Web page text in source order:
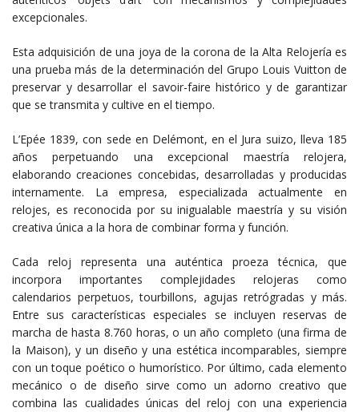
excepcionales.
Esta adquisición de una joya de la corona de la Alta Relojería es
una prueba más de la determinación del Grupo Louis Vuitton de
preservar y desarrollar el savoir-faire histórico y de garantizar
que se transmita y cultive en el tiempo.
L’Epée 1839, con sede en Delémont, en el Jura suizo, lleva 185
años perpetuando una excepcional maestría relojera,
elaborando creaciones concebidas, desarrolladas y producidas
internamente. La empresa, especializada actualmente en
relojes, es reconocida por su inigualable maestría y su visión
creativa única a la hora de combinar forma y función.
Cada reloj representa una auténtica proeza técnica, que
incorpora importantes complejidades relojeras como
calendarios perpetuos, tourbillons, agujas retrógradas y más.
Entre sus características especiales se incluyen reservas de
marcha de hasta 8.760 horas, o un año completo (una firma de
la Maison), y un diseño y una estética incomparables, siempre
con un toque poético o humorístico. Por último, cada elemento
mecánico o de diseño sirve como un adorno creativo que
combina las cualidades únicas del reloj con una experiencia